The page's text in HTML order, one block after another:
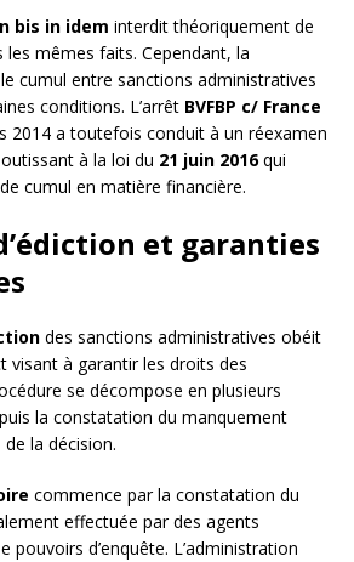
bis in idem interdit théoriquement de
mêmes faits. Cependant, la
cumul entre sanctions administratives
conditions. L’arrêt BVFBP c/ France
2014 a toutefois conduit à un réexamen
à la loi du 21 juin 2016qui
cumul en matière financière.
et garanties
des sanctions administratives obéit
visant à garantir les droits des
se décompose en plusieurs
la constatation du manquement
la décision.
commence par la constatation du
effectuée par des agents
pouvoirs d’enquête. L’administration